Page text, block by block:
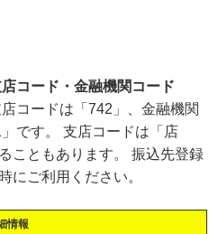
コード・金融機関コード
コードは「742」、金融機関
です。 支店コードは「店
こともあります。 振込先登録
にご利用ください。
情報